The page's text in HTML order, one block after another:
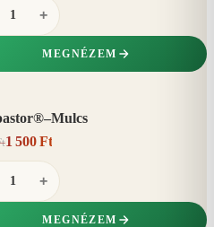
+
MEGNÉZEM
1 500 Ft
+
MEGNÉZEM